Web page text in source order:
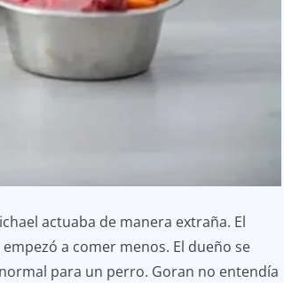
actuaba de manera extraña. El
a comer menos. El dueño se
para un perro. Goran no entendía